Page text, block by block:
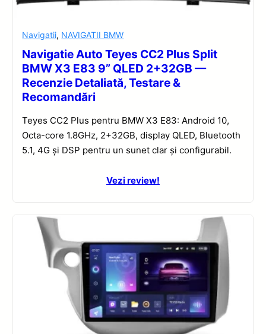
Navigatii, NAVIGATII BMW
Navigatie Auto Teyes CC2 Plus Split
BMW X3 E83 9” QLED 2+32GB —
Recenzie Detaliată, Testare &
Recomandări
Teyes CC2 Plus pentru BMW X3 E83: Android 10,
Octa-core 1.8GHz, 2+32GB, display QLED, Bluetooth
5.1, 4G și DSP pentru un sunet clar și configurabil.
Vezi review!